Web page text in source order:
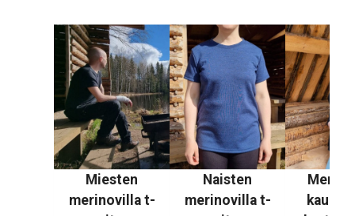
Miesten
merinovilla t-
Naisten
merinovilla t-